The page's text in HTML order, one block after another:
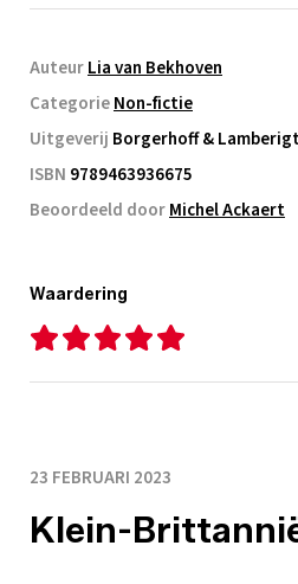
AuteurLia van Bekhoven
CategorieNon-fictie
Uitgeverij Borgerhoff &
ISBN 9789463936675
Beoordeeld doorMichel Ackaert
Waardering
23 FEBRUARI 2023
Klein-